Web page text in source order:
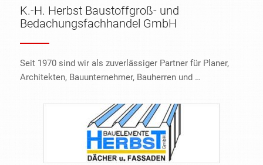
K.-H. Herbst Baustoffgroß- und
Bedachungsfachhandel GmbH
Seit 1970 sind wir als zuverlässiger Partner für Planer,
Architekten, Bauunternehmer, Bauherren und …